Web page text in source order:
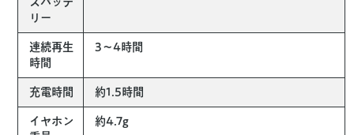
リー
連続再生
時間
3〜4時間
充電時間 約1.5時間
イヤホン
約4.7g